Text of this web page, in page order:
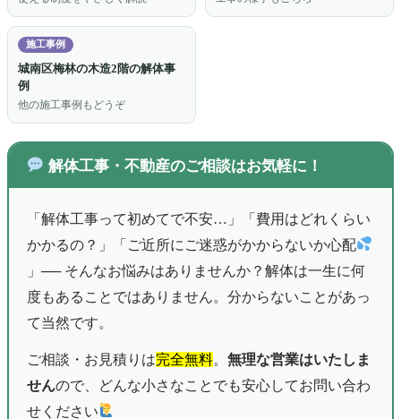
施工事例
城南区梅林の木造2階の解体事
例
他の施工事例もどうぞ
解体工事・不動産のご相談はお気軽に！
「解体工事って初めてで不安…」「費用はどれくらい
かかるの？」「ご近所にご迷惑がかからないか心配
」── そんなお悩みはありませんか？解体は一生に何
度もあることではありません。分からないことがあっ
て当然です。
ご相談・お見積りは完全無料。 無理な営業はいたしま
せんので、どんな小さなことでも安心してお問い合わ
せください